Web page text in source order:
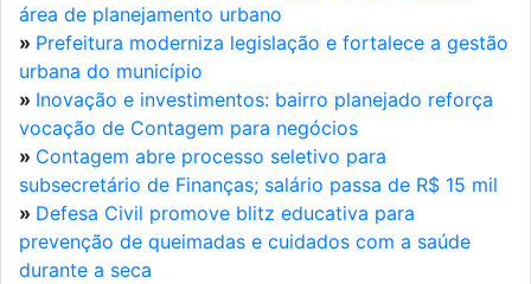
área de planejamento urbano
» Prefeitura moderniza legislação e fortalece a gestão
urbana do município
» Inovação e investimentos: bairro planejado reforça
vocação de Contagem para negócios
» Contagem abre processo seletivo para
subsecretário de Finanças; salário passa de R$ 15 mil
» Defesa Civil promove blitz educativa para
prevenção de queimadas e cuidados com a saúde
durante a seca